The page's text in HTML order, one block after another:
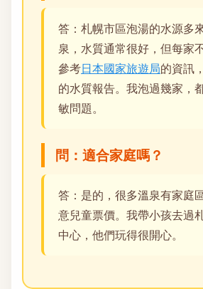
答：札幌市區泡湯的水源多
泉，水質通常很好，但每家
參考日本國家旅遊局的資訊
的水質報告。我泡過幾家，
敏問題。
問：適合家庭嗎？
答：是的，很多溫泉有家庭
意兒童票價。我帶小孩去過
中心，他們玩得很開心。